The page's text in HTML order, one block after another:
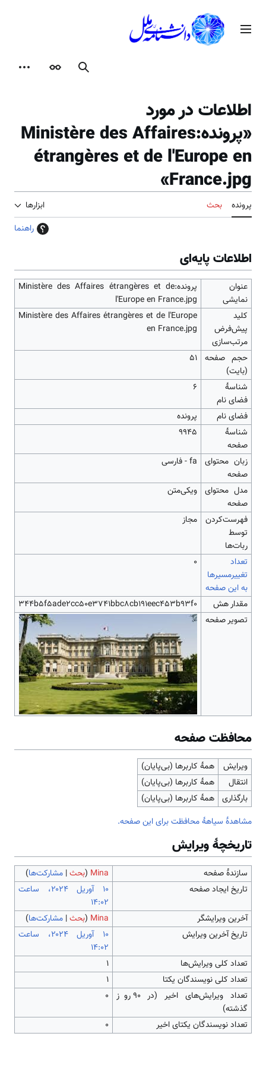
محتوامنوی اصلی
جستجوظاهر
اطلاعات در مورد
«پرونده:Ministère des Affaires
étrangères et de l'Europe en
France.jpg»
پرونده بحث
ابزارها
راهنما
اطلاعات پایه‌ای
عنوان
نمایشی
پرونده:Ministère des Affaires étrangères et de
l'Europe en France.jpg
کلید
پیش‌فرض
مرتب‌سازی
Ministère des Affaires étrangères et de l'Europe
en France.jpg
حجم صفحه
(بایت)
۵۱
شناسهٔ
فضای نام
6
فضای نام
پرونده
شناسهٔ
صفحه
9945
زبان محتوای
صفحه
fa - فارسی
مدل محتوای
صفحه
ویکی‌متن
‌فهرست‌کردن
توسط
ربات‌ها
مجاز
تعداد
تغییرمسیرها
به این صفحه
۰
مقدار هش
344b5f5ade2cc50e3741bbc8cb191eec453b93f0
تصویر صفحه
محافظت صفحه
ویرایش
همهٔ کاربرها (بی‌پایان)
انتقال
همهٔ کاربرها (بی‌پایان)
بارگذاری
همهٔ کاربرها (بی‌پایان)
مشاهدۀ سیاهۀ محافظت برای این صفحه.
تاریخچۀ ویرایش
سازندۀ صفحه Mina
(بحث| مشارکت‌ها)
تاریخ ایجاد صفحه
‏۱۰ آوریل ۲۰۲۴، ساعت
۱۴:۰۲
آخرین ویرایشگر
Mina
(بحث| مشارکت‌ها)
تاریخ آخرین ویرایش
‏۱۰ آوریل ۲۰۲۴، ساعت
۱۴:۰۲
تعداد کلی ویرایش‌ها
۱
تعداد کلی نویسندگان یکتا
۱
تعداد ویرایش‌های اخیر (در ۹۰ روز
گذشته)
۰
تعداد نویسندگان یکتای اخیر ۰